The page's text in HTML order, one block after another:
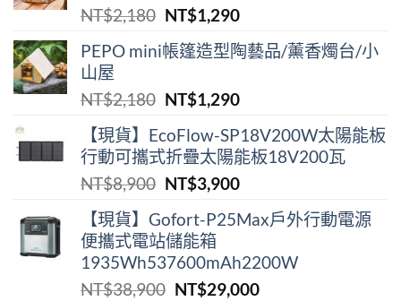
NT$2,180 原
價
NT$2,180。
NT$1,290目
價
NT$1,290。
PEPO mini帳篷造型陶藝品/薰香燭台/小
山屋
NT$2,180 原
價
格：
NT$2,180。
NT$1,290目
價
格：
NT$1,290。
【現貨】EcoFlow-SP18V200W太陽能板
行動可攜式折疊太陽能板18V200瓦
NT$8,900 原
價
格：
NT$8,900。
NT$3,900目
價
NT$3,900。
【現貨】Gofort-P25Max戶外行動電源
便攜式電站儲能箱
1935Wh537600mAh2200W
NT$38,900 原
NT$29,000目